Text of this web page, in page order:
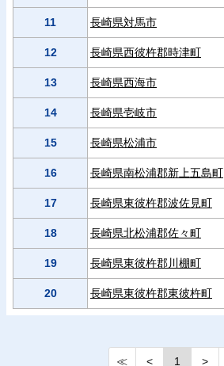
11 長崎県対馬市
12 長崎県西彼杵郡時津町
13 長崎県西海市
14 長崎県壱岐市
15 長崎県松浦市
16 長崎県南松浦郡新上五島町
17 長崎県東彼杵郡波佐見町
18 長崎県北松浦郡佐々町
19 長崎県東彼杵郡川棚町
20 長崎県東彼杵郡東彼杵町
≪ < 1 >